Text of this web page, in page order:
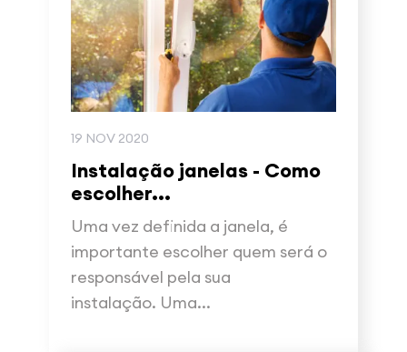
19 NOV 2020
Instalação janelas - Como
escolher...
Uma vez definida a janela, é
importante escolher quem será o
responsável pela sua
instalação. Uma...